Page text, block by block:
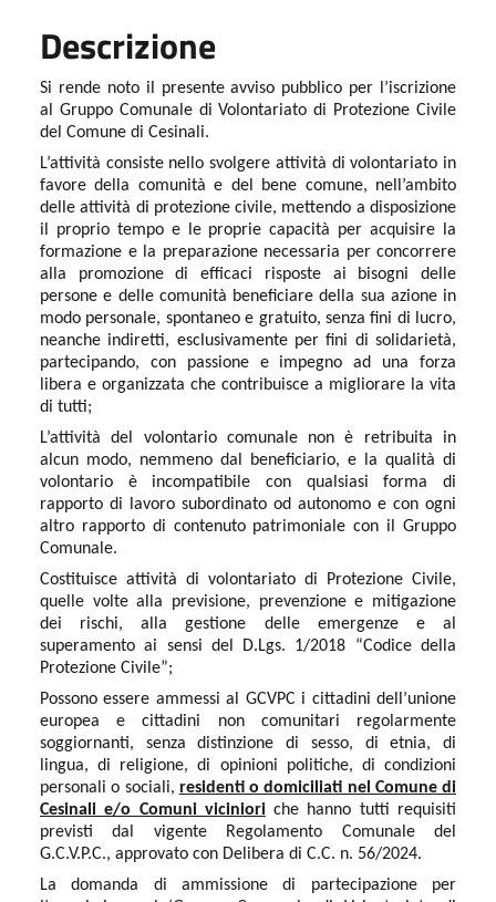
Descrizione
Si rende noto il presente avviso pubblico per l’iscrizione
al Gruppo Comunale di Volontariato di Protezione Civile
del Comune di Cesinali.
L’attività consiste nello svolgere attività di volontariato in
favore della comunità e del bene comune, nell’ambito
delle attività di protezione civile, mettendo a disposizione
il proprio tempo e le proprie capacità per acquisire la
formazione e la preparazione necessaria per concorrere
alla promozione di efficaci risposte ai bisogni delle
persone e delle comunità beneficiare della sua azione in
modo personale, spontaneo e gratuito, senza fini di lucro,
neanche indiretti, esclusivamente per fini di solidarietà,
partecipando, con passione e impegno ad una forza
libera e organizzata che contribuisce a migliorare la vita
di tutti;
L’attività del volontario comunale non è retribuita in
alcun modo, nemmeno dal beneficiario, e la qualità di
volontario è incompatibile con qualsiasi forma di
rapporto di lavoro subordinato od autonomo e con ogni
altro rapporto di contenuto patrimoniale con il Gruppo
Comunale.
Costituisce attività di volontariato di Protezione Civile,
quelle volte alla previsione, prevenzione e mitigazione
dei rischi, alla gestione delle emergenze e al
superamento ai sensi del D.Lgs. 1/2018 “Codice della
Protezione Civile”;
Possono essere ammessi al GCVPC i cittadini dell’unione
europea e cittadini non comunitari regolarmente
soggiornanti, senza distinzione di sesso, di etnia, di
lingua, di religione, di opinioni politiche, di condizioni
personali o sociali, residenti o domiciliati nel Comune di
Cesinali e/o Comuni viciniori che hanno tutti requisiti
previsti dal vigente Regolamento Comunale del
G.C.V.P.C., approvato con Delibera di C.C. n. 56/2024.
La domanda di ammissione di partecipazione per